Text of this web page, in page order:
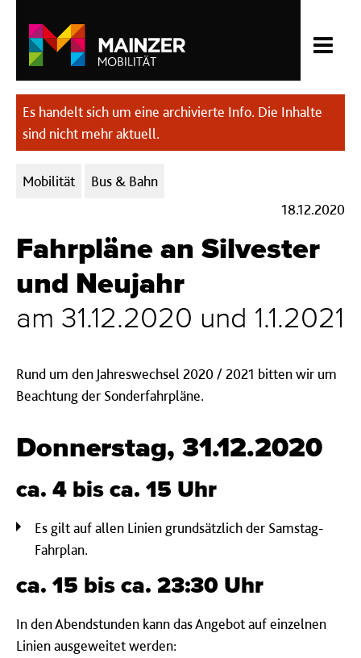
Es handelt sich um eine archivierte Info. Die Inhalte
sind nicht mehr aktuell.
Kategorien:
Mobilität
Bus & Bahn
18.12.2020
Fahrpläne an Silvester
und Neujahr
am 31.12.2020 und 1.1.2021
Rund um den Jahreswechsel 2020 / 2021 bitten wir um
Beachtung der Sonderfahrpläne.
Donnerstag, 31.12.2020
ca. 4 bis ca. 15 Uhr
Es gilt auf allen Linien grundsätzlich der Samstag-
Fahrplan.
ca. 15 bis ca. 23:30 Uhr
In den Abendstunden kann das Angebot auf einzelnen
Linien ausgeweitet werden: